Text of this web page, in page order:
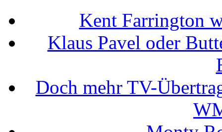
Kent Farrington
Klaus Pavel oder
Doch mehr TV-